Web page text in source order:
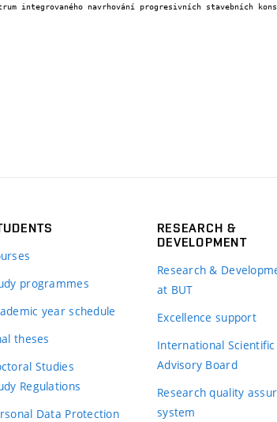
programmes
year schedule
theses
Studies
Regulations
Data Protection
RESEARCH &
DEVELOPMENT
Research &
at BUT
Excellence support
International Scientific
Advisory Board
Research quality
system